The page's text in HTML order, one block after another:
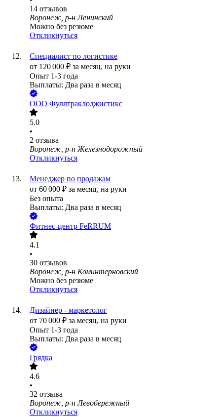
14 отзывов
Воронеж, р-н Ленинский
Можно без резюме
Откликнуться
Специалист по логистике
от 120 000 ₽ за месяц, на руки
Опыт 1-3 года
Выплаты: Два раза в месяц
ООО Фуллтраклоджистикс
5.0
•
2 отзыва
Воронеж, р-н Железнодорожный
Откликнуться
Менеджер по продажам
от 60 000 ₽ за месяц, на руки
Без опыта
Выплаты: Два раза в месяц
Фитнес-центр FeRRUM
4.1
•
30 отзывов
Воронеж, р-н Коминтерновский
Можно без резюме
Откликнуться
Дизайнер - маркетолог
от 70 000 ₽ за месяц, на руки
Опыт 1-3 года
Выплаты: Два раза в месяц
Грядка
4.6
•
32 отзыва
Воронеж, р-н Левобережный
Откликнуться